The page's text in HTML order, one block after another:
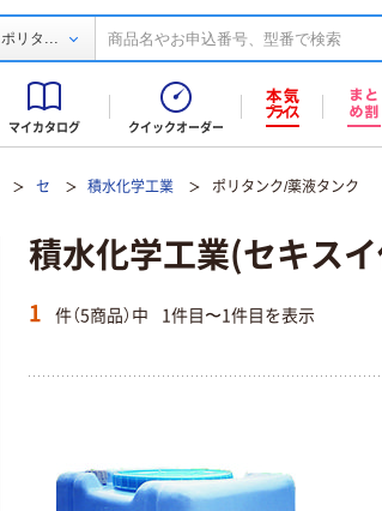
ポリタ ...
マイカタログ クイックオーダー
セ 積水化学工業 ポリタンク/薬液タンク
積水化学工業(セキス
1 件（5商品）中 1件目〜1件目を表示